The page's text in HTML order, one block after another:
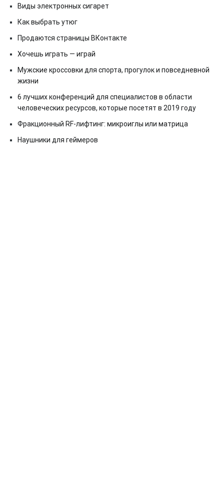
Виды электронных сигарет
Как выбрать утюг
Продаются страницы ВКонтакте
Хочешь играть — играй
Мужские кроссовки для спорта, прогулок и повседневной
жизни
6 лучших конференций для специалистов в области
человеческих ресурсов, которые посетят в 2019 году
Фракционный RF-лифтинг: микроиглы или матрица
Наушники для геймеров